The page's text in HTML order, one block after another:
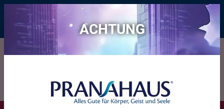
Bis zu 20 € Rabatt* mit dem Vorteils-Codeeintauchen , gültig bis
11.08.2026
ACHTUNG